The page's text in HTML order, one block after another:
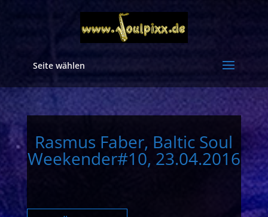
Seite wählen
Rasmus Faber, Baltic Soul
Weekender#10, 23.04.2016